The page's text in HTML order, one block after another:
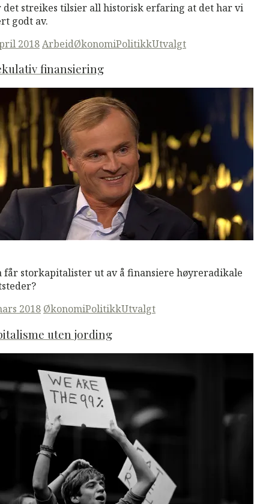
det streikes tilsier all historisk erfaring at det har vi
godt av.
2018ArbeidØkonomiPolitikkUtvalgt
finansiering
får storkapitalister ut av å finansiere høyreradikale
2018 ØkonomiPolitikkUtvalgt
uten jording